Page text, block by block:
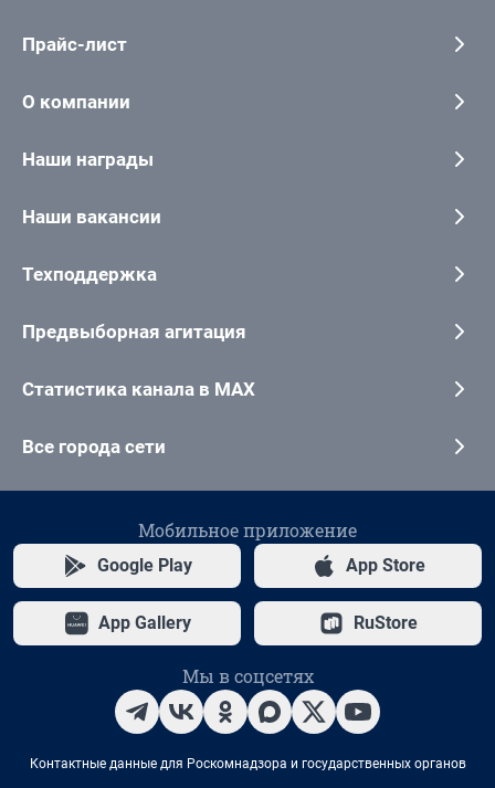
Прайс-лист
О компании
Наши награды
Наши вакансии
Техподдержка
Предвыборная агитация
Статистика канала в MAX
Все города сети
Мобильное приложение
Google Play App Store
App Gallery RuStore
Мы в соцсетях
Контактные данные для Роскомнадзора и государственных органов